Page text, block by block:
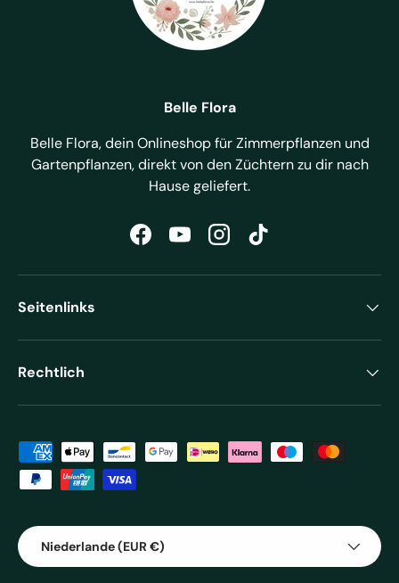
Belle Flora
Belle Flora, dein Onlineshop für Zimmerpflanzen und
Gartenpflanzen, direkt von den Züchtern zu dir nach
Hause geliefert.
FacebookYouTubeInstagramTikTok
Seitenlinks
Rechtlich
Zahlungsmethoden
Land/Region
Niederlande (EUR €)